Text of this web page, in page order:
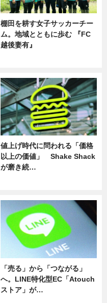
棚田を耕す女子サッカーチー
ム。地域とともに歩む 『FC
越後妻有』
値上げ時代に問われる「価格
以上の価値」 Shake Shack
が磨き続…
「売る」から「つながる」
へ。LINE特化型EC「Atouch
ストア」が…